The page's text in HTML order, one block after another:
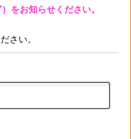
をお知らせください。
さい。